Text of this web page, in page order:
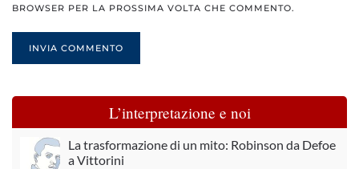
BROWSER PER LA PROSSIMA VOLTA CHE COMMENTO.
INVIA COMMENTO
L’interpretazione e noi
La trasformazione di un mito: Robinson da Defoe
a Vittorini